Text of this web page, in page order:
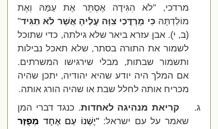
מרדכי, "לֹא הִגִּידָה אֶסְתֵּר אֶת עַמָּהּ וְאֶת
מוֹלַדְתָּהּכִּי מָרְדֳּכַי צִוָּה עָלֶיהָ אֲשֶׁר לֹא תַגִּיד"
(ב, י). אבן עזרא ביאר שלא גילתה, כדי שתוכל
לשמור את התורה בסתר, שלא תאכל נבילות
ותשמור שבתות, מבלי שירגישו המשרתים.
אם המלך היה יודע שהיא יהודיה, יתכן שהיה
מכריח אותה לחלל שבת או שהיה הורג אותה.
קריאת מנהיגה לאחדות. כנגד דברי המן
שאמר על עם ישראל:"יֶשְׁנוֹ עַם אֶחָדמְפֻזָּר